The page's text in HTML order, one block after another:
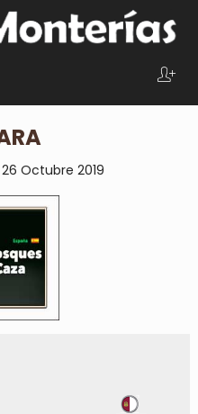
Octubre 2019